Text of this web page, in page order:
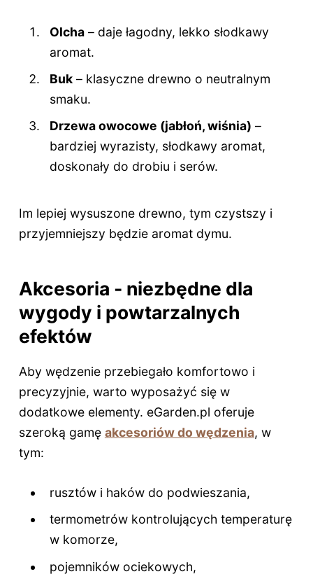
Olcha – daje łagodny, lekko słodkawy
aromat.
Buk – klasyczne drewno o neutralnym
smaku.
Drzewa owocowe (jabłoń, wiśnia) –
bardziej wyrazisty, słodkawy aromat,
doskonały do drobiu i serów.
Im lepiej wysuszone drewno, tym czystszy i
przyjemniejszy będzie aromat dymu.
Akcesoria - niezbędne dla
wygody i powtarzalnych
efektów
Aby wędzenie przebiegało komfortowo i
precyzyjnie, warto wyposażyć się w
dodatkowe elementy. eGarden.pl oferuje
szeroką gamę akcesoriów do wędzenia, w
tym:
rusztów i haków do podwieszania,
termometrów kontrolujących temperaturę
w komorze,
pojemników ociekowych,